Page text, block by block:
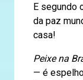
E segundo
da paz
casa!
Peixe na
— é